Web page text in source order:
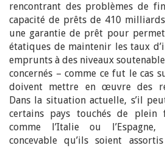
rencontrant des problèmes de
capacité de prêts de 410
une garantie de prêt pour
étatiques de maintenir les taux
emprunts à des niveaux
concernés – comme ce fut le cas
doivent mettre en œuvre des
Dans la situation actuelle, s’il
certains pays touchés de plein
comme l’Italie ou
concevable qu’ils soient